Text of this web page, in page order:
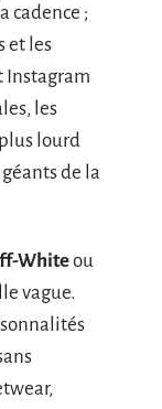
cadence ;
et les
Instagram
les
lourd
de la
Whiteou
vague.